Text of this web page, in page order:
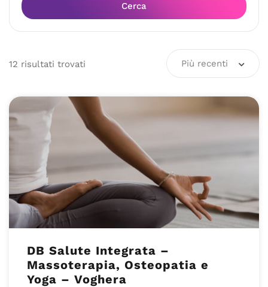
Cerca
12 risultati trovati Più recenti
DB Salute Integrata –
Massoterapia, Osteopatia e
Yoga – Voghera